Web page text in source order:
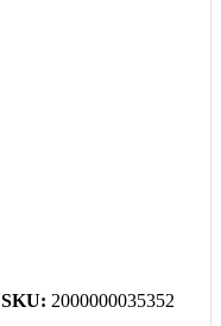
SKU: 2000000035352